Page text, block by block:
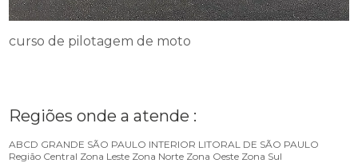
curso de pilotagem de moto
Regiões onde a atende :
ABCD GRANDE SÃO PAULO INTERIOR LITORAL DE SÃO PAULO
Região Central Zona Leste Zona Norte Zona Oeste Zona Sul